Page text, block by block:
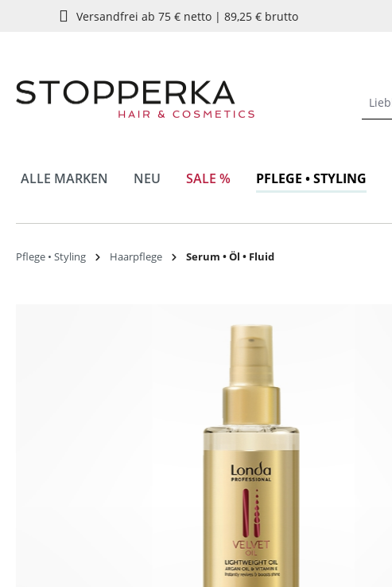
Zur Hauptnavigation springen
Versandfrei ab 75 € netto | 89,25 € brutto
ALLE MARKEN NEU SALE % PFLEGE • STYLING
Pflege • Styling Haarpflege Serum • Öl • Fluid